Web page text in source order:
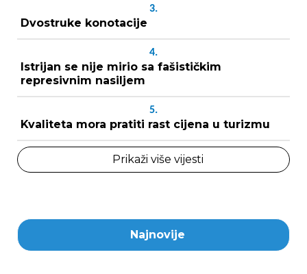
3.
Dvostruke konotacije
4.
Istrijan se nije mirio sa fašističkim
represivnim nasiljem
5.
Kvaliteta mora pratiti rast cijena u turizmu
Prikaži više vijesti
Najnovije